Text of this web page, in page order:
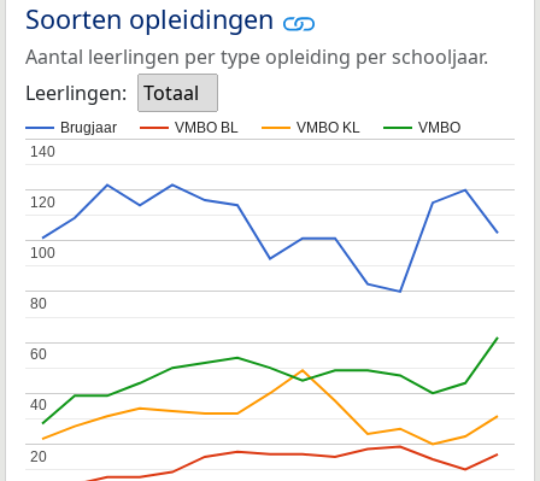
Soorten opleidingen
Aantal leerlingen per type opleiding per schooljaar.
Leerlingen:
Totaal
Brugjaar VMBO BL VMBO KL VMBO
20
20
40
40
60
60
80
80
100
100
120
120
140
140